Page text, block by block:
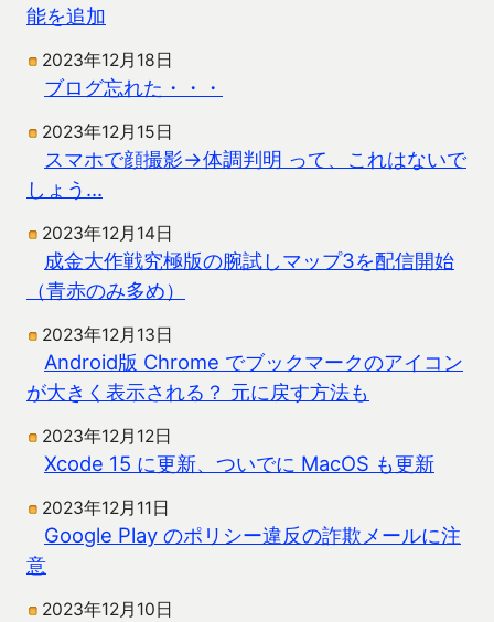
能を追加
2023年12月18日
ブログ忘れた・・・
2023年12月15日
スマホで顔撮影→体調判明 って、これはないで
しょう…
2023年12月14日
成金大作戦究極版の腕試しマップ3を配信開始
（青赤のみ多め）
2023年12月13日
Android版 Chrome でブックマークのアイコン
が大きく表示される？ 元に戻す方法も
2023年12月12日
Xcode 15 に更新、ついでに MacOS も更新
2023年12月11日
Google Play のポリシー違反の詐欺メールに注
意
2023年12月10日